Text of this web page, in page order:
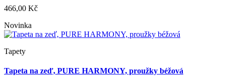
466,00 Kč
Novinka
Tapety
Tapeta na zeď, PURE HARMONY, proužky béžová